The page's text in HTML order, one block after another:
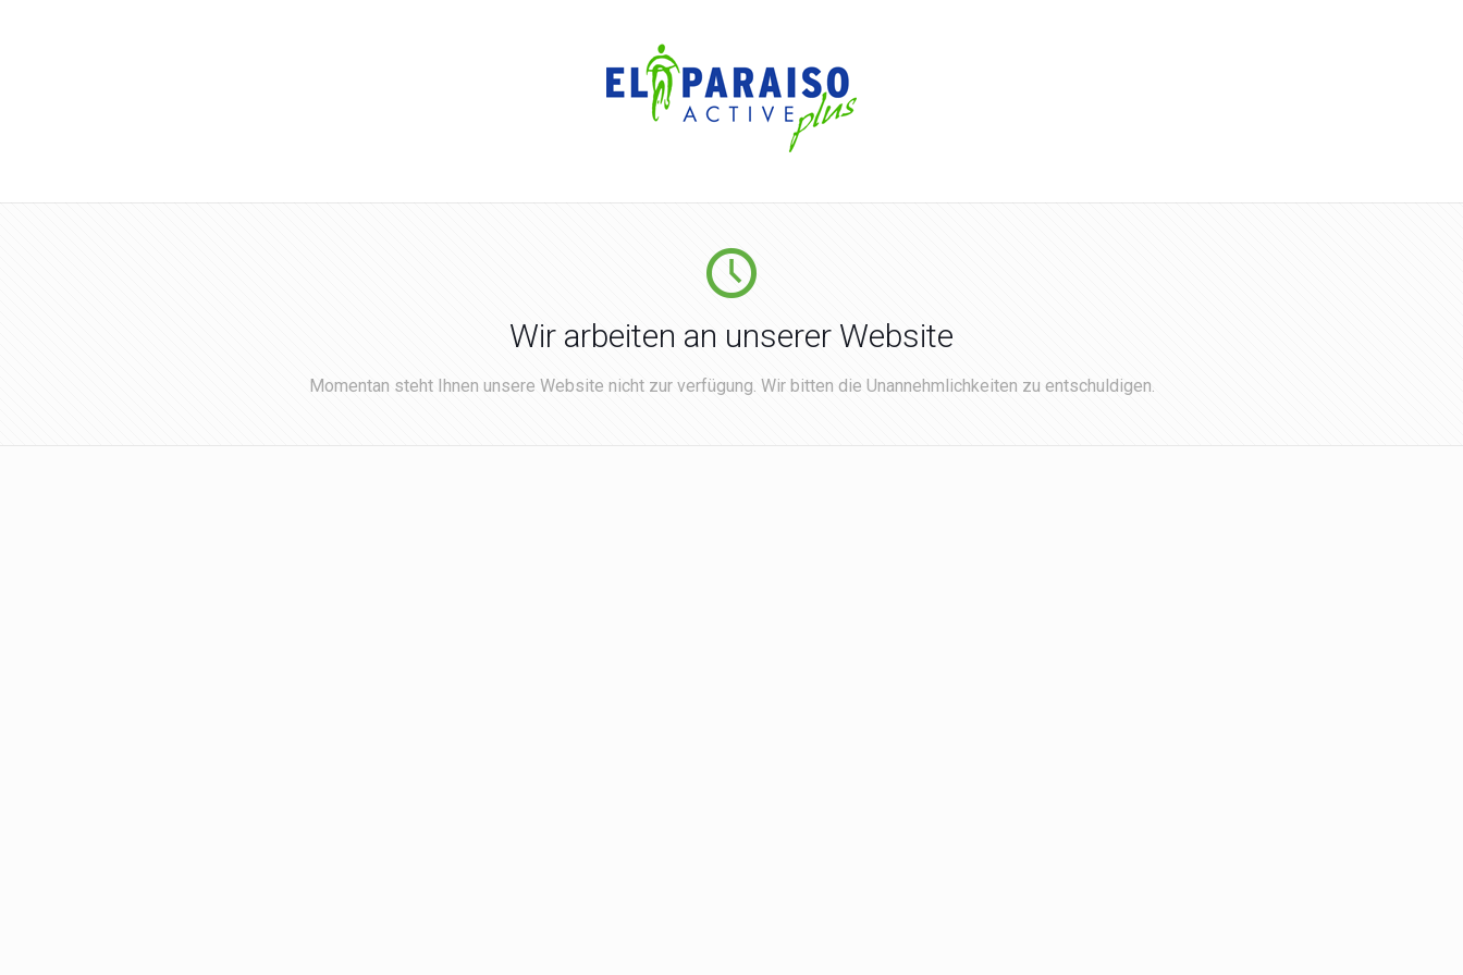
Wir arbeiten an unserer Website
Momentan steht Ihnen unsere Website nicht zur verfügung. Wir bitten die Unannehmlichkeiten zu entschuldigen.